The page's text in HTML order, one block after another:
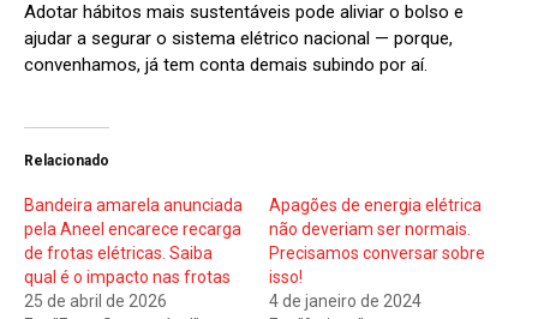
Adotar hábitos mais sustentáveis pode aliviar o bolso e
ajudar a segurar o sistema elétrico nacional — porque,
convenhamos, já tem conta demais subindo por aí.
Relacionado
Bandeira amarela anunciada
pela Aneel encarece recarga
de frotas elétricas. Saiba
qual é o impacto nas frotas
25 de abril de 2026
Apagões de energia elétrica
não deveriam ser normais.
Precisamos conversar sobre
isso!
4 de janeiro de 2024